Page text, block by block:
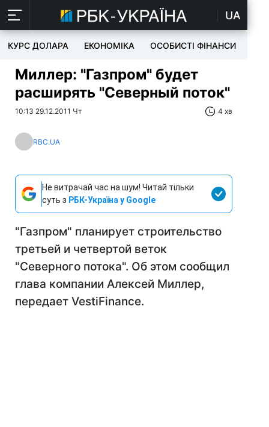
UA
КУРС ДОЛАРА ЕКОНОМІКА ОСОБИСТІ ФІНАНСИ
Миллер: "Газпром" будет
расширять "Северный поток"
10:13 29.12.2011 Чт 4 хв
RBC.UA
Не витрачай час на шум! Читай тільки
суть з РБК-Україна у Google
"Газпром" планирует строительство
третьей и четвертой веток
"Северного потока". Об этом сообщил
глава компании Алексей Миллер,
передает VestiFinance.